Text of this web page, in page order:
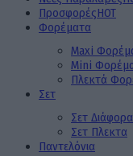
ΠροσφορέςHOT
Φορέματα
Maxi
Mini
Πλεκτά
Σετ
Σετ Διάφορα
Σετ Πλεκτα
Παντελόνια